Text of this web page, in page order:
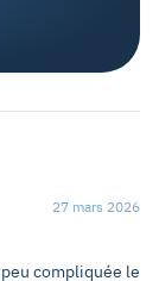
27 mars 2026
compliquée le